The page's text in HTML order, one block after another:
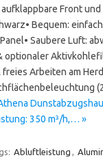
Front und
Bequem:
Saubere Luft:
optionaler
Arbeiten am
350 m³/h,… »
Abluftleistung ,